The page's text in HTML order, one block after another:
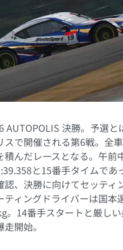
AUTOPOLIS 決勝。予選と
スで開催される第6戦。全
積んだレースとなる。午前
と15番手タイムであ
認、決勝に向けてセッティ
ティングドライバーは国本
。14番手スタートと厳しい
開始。